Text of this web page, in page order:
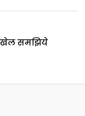
खेल समझिये